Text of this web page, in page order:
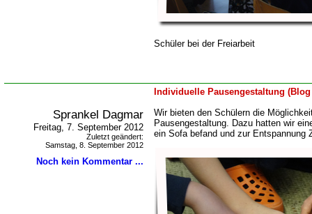
Schüler bei der Freiarbeit
Individuelle Pausengestaltung
Sprankel Dagmar
Freitag, 7. September 2012
Zuletzt geändert:
Samstag, 8. September 2012
Noch kein Kommentar ...
Wir bieten den Schülern die
Pausengestaltung. Dazu hatten wir
ein Sofa befand und zur Entspannung